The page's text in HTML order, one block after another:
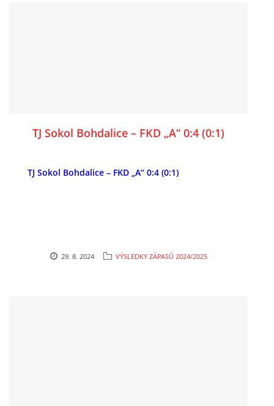
TJ Sokol Bohdalice – FKD „A“ 0:4 (0:1)
TJ Sokol Bohdalice – FKD „A“ 0:4 (0:1)
29. 8. 2024 VÝSLEDKY ZÁPASŮ 2024/2025